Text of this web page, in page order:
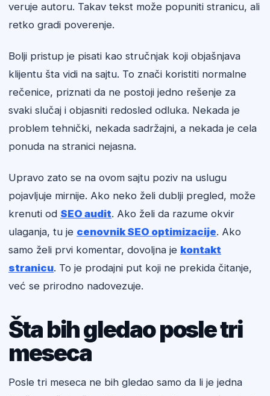
veruje autoru. Takav tekst može popuniti stranicu, ali
retko gradi poverenje.
Bolji pristup je pisati kao stručnjak koji objašnjava
klijentu šta vidi na sajtu. To znači koristiti normalne
rečenice, priznati da ne postoji jedno rešenje za
svaki slučaj i objasniti redosled odluka. Nekada je
problem tehnički, nekada sadržajni, a nekada je cela
ponuda na stranici nejasna.
Upravo zato se na ovom sajtu poziv na uslugu
pojavljuje mirnije. Ako neko želi dublji pregled, može
krenuti od SEO audit. Ako želi da razume okvir
ulaganja, tu je cenovnik SEO optimizacije. Ako
samo želi prvi komentar, dovoljna je kontakt
stranicu. To je prodajni put koji ne prekida čitanje,
već se prirodno nadovezuje.
Šta bih gledao posle tri
meseca
Posle tri meseca ne bih gledao samo da li je jedna